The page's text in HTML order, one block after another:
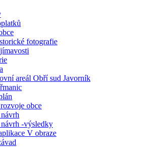
fotografie
areál Obří sud Javorník
obce
návrh -výsledky
V obraze